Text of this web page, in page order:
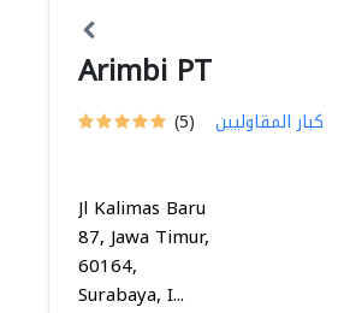
Arimbi PT
(5) كبار المقاوليين
Jl Kalimas Baru
87, Jawa Timur,
60164,
Surabaya, I...